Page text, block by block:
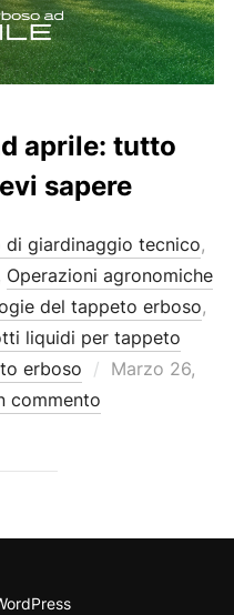
aprile: tutto
sapere
di giardinaggio tecnico,
Operazioni agronomiche
del tappeto erboso,
liquidi per tappeto
erboso
Pubblicato
Marzo 26,
commento